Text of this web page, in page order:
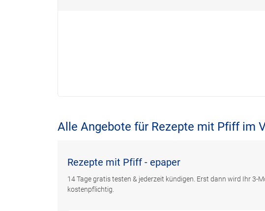
Alle Angebote für Rezepte mit Pfiff im
Rezepte mit Pfiff - epaper
14 Tage gratis testen & jederzeit kündigen. Erst dann wird Ihr 3-
kostenpflichtig.